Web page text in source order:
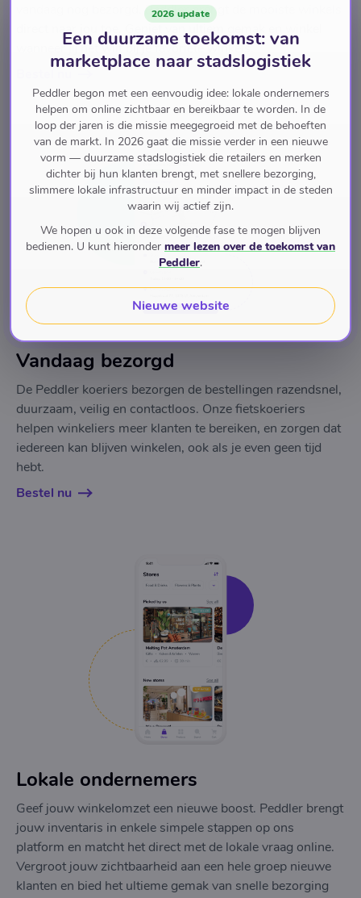
vandaag nog bezorgd. Peddler brengt de mooiste winkels
direct naar jou toe. Geniet van ultiem gemak en winkel
wanneer jij het wilt bij je favoriete winkels.
Vandaag bezorgd
De Peddler koeriers bezorgen de bestellingen razendsnel,
duurzaam, veilig en contactloos. Onze fietskoeriers
helpen winkeliers meer klanten te bereiken, en zorgen dat
iedereen kan blijven winkelen, ook als je even geen tijd
hebt.
Bestel nu
Lokale ondernemers
Geef jouw winkelomzet een nieuwe boost. Peddler brengt
jouw inventaris in enkele simpele stappen op ons
platform en matcht het direct met de lokale vraag online.
Vergroot jouw zichtbaarheid aan een hele groep nieuwe
klanten en bied het ultieme gemak van snelle bezorging
2026 update
Een duurzame toekomst: van
marketplace naar stadslogistiek
Peddler begon met een eenvoudig idee: lokale ondernemers
helpen om online zichtbaar en bereikbaar te worden. In de
loop der jaren is die missie meegegroeid met de behoeften
van de markt. In 2026 gaat die missie verder in een nieuwe
vorm — duurzame stadslogistiek die retailers en merken
dichter bij hun klanten brengt, met snellere bezorging,
slimmere lokale infrastructuur en minder impact in de steden
waarin wij actief zijn.
We hopen u ook in deze volgende fase te mogen blijven
bedienen. U kunt hieronder meer lezen over de toekomst van
Peddler.
Nieuwe website